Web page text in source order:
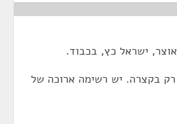
ישראל כץ, בכבוד.
בקצרה. יש רשימה ארוכה של